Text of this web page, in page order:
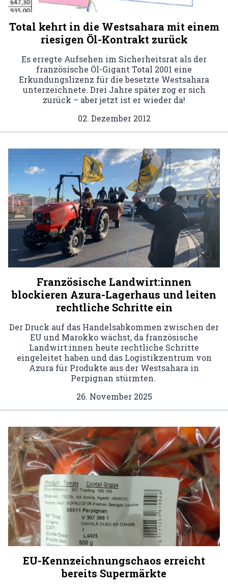
Total kehrt in die Westsahara mit einem
riesigen Öl-Kontrakt zurück
Es erregte Aufsehen im Sicherheitsrat als der
französische Öl-Gigant Total 2001 eine
Erkundungslizenz für die besetzte Westsahara
unterzeichnete. Drei Jahre später zog er sich
zurück – aber jetzt ist er wieder da!
02. Dezember 2012
Französische Landwirt:innen
blockieren Azura-Lagerhaus und leiten
rechtliche Schritte ein
Der Druck auf das Handelsabkommen zwischen der
EU und Marokko wächst, da französische
Landwirt:innen heute rechtliche Schritte
eingeleitet haben und das Logistikzentrum von
Azura für Produkte aus der Westsahara in
Perpignan stürmten.
26. November 2025
EU-Kennzeichnungschaos erreicht
bereits Supermärkte